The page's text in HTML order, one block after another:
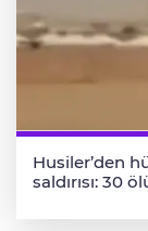
Husiler’den
saldırısı: 30